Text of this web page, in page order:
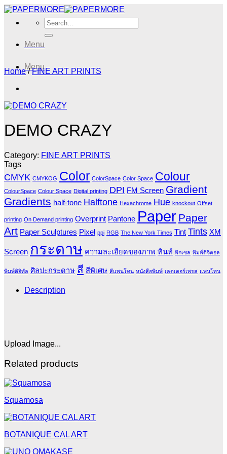
Skip
content
Search
for:
Menu
Menu
Home / FINE ART PRINTS
DEMO CRAZY
Category: FINE ART PRINTS
Tags
CMYK CMYKOG Color ColorSpace Color Space Colour
ColourSpace Colour Space Digital printing DPI FM Screen Gradient
Gradients half-tone Halftone Hexachrome Hue knockout Offset
printing On Demand printing Overprint Pantone Paper Paper
Art Paper Sculptures Pixel ppi RGB The New York Times Tint Tints XM
Screen กระดาษ ความละเอียดของภาพ ทินท์ พิกเซล พิมพ์ดิจิตอล
พิมพ์ดิจิทัล ศิลปะกระดาษ สี สีพิเศษ สีแพนโทน หนังสือพิมพ์ เลตเตอร์เพรส แพนโทน
Description
Upload Image...
Related products
Squamosa
BOTANIQUE CAL ART